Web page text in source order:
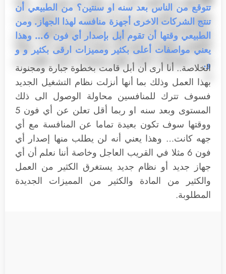
تتوقع من الناس بعد سنه او سنتين؟ من الطبيعي أن
تنتج الشركات الاخرى أجهزة منافسه لهذا الجهاز. ومن
الطبيعي وقتها أن تقوم أبل بإصدار أي فون 6… وهذا
يعني مواصفات أعلى بكثير ومميزات ارقى بكثير و و
و.
الخلاصة.. أنا أرى أن أبل قامت بخطوة جبارة ومجنونة
بهذا العمل وذلك بما أنها أنزلت نظام التشغيل الجديد
فسوف تترك للمنافسين محاولة الوصول الى ذلك
المستوى وبعد سنه او ربما أقل تعلن عن أي فون 5
ووقتها سوف تكون بعيدة تماما عن المنافسة مع أي
جهه كانت… وهذا يعني أنه لن يطلب منها إصدار أي
فون 6 مثلا في القريب العاجل وخاصة أننا نعلم أن أي
جهاز جديد أو نظام جديد يستغرق الكثير من العمل
والكثير من المادة والكثير من المميزات الجديدة
المطلوبة.